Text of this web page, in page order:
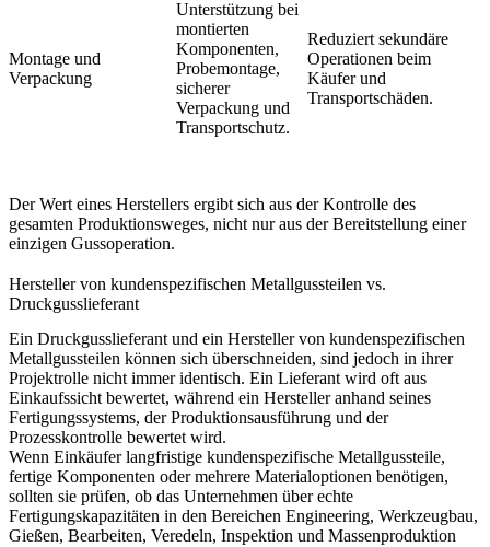
Montage und
Verpackung
Unterstützung bei
montierten
Komponenten,
Probemontage,
sicherer
Verpackung und
Transportschutz.
Reduziert sekundäre
Operationen beim
Käufer und
Transportschäden.
Der Wert eines Herstellers ergibt sich aus der Kontrolle des
gesamten Produktionsweges, nicht nur aus der Bereitstellung einer
einzigen Gussoperation.
Hersteller von kundenspezifischen Metallgussteilen vs.
Druckgusslieferant
Ein Druckgusslieferant und ein Hersteller von kundenspezifischen
Metallgussteilen können sich überschneiden, sind jedoch in ihrer
Projektrolle nicht immer identisch. Ein Lieferant wird oft aus
Einkaufssicht bewertet, während ein Hersteller anhand seines
Fertigungssystems, der Produktionsausführung und der
Prozesskontrolle bewertet wird.
Wenn Einkäufer langfristige kundenspezifische Metallgussteile,
fertige Komponenten oder mehrere Materialoptionen benötigen,
sollten sie prüfen, ob das Unternehmen über echte
Fertigungskapazitäten in den Bereichen Engineering, Werkzeugbau,
Gießen, Bearbeiten, Veredeln, Inspektion und Massenproduktion